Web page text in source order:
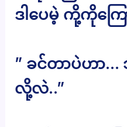
ဒါပေမဲ့ ကို့ကိုက
” ခင်တာပဲဟာ…
လို့လဲ..”